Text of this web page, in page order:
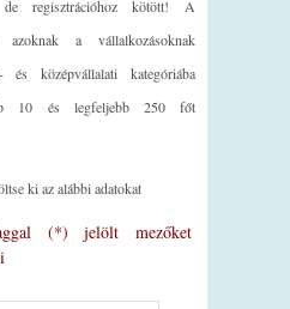
regisztrációhoz kötött! A
azoknak a vállalkozásoknak
középvállalati kategóriába
10 és legfeljebb 250 főt
ki az alábbi adatokat
(*) jelölt mezőket